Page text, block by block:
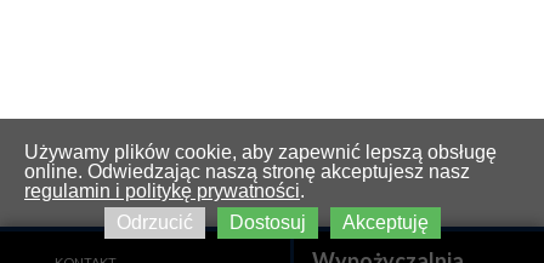
Używamy plików cookie, aby zapewnić lepszą obsługę
online. Odwiedzając naszą stronę akceptujesz nasz
regulamin i politykę prywatności.
Odrzucić
Dostosuj Akceptuję